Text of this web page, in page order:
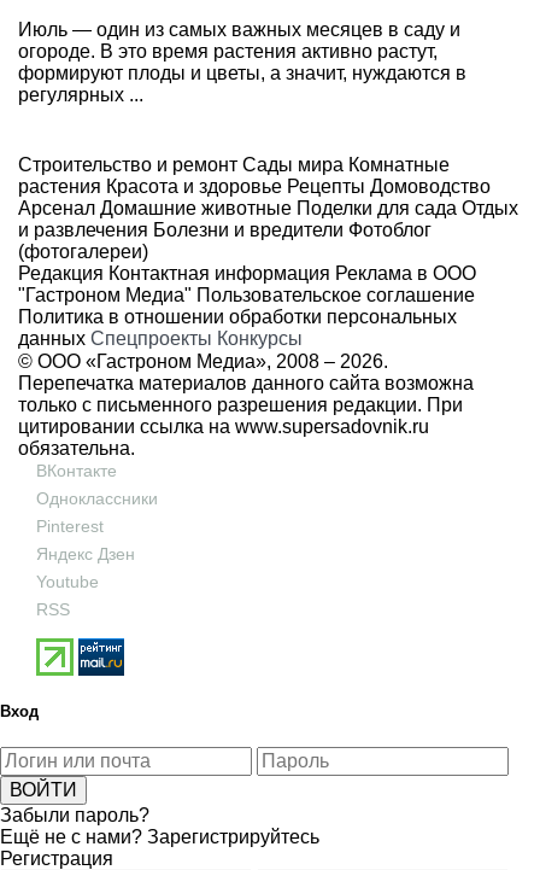
Июль — один из самых важных месяцев в саду и
огороде. В это время растения активно растут,
формируют плоды и цветы, а значит, нуждаются в
регулярных ...
Строительство и ремонт Сады мира Комнатные
растения Красота и здоровье Рецепты Домоводство
Арсенал Домашние животные Поделки для сада Отдых
и развлечения Болезни и вредители Фотоблог
(фотогалереи)
Редакция Контактная информация Реклама в ООО
"Гастроном Медиа" Пользовательское соглашение
Политика в отношении обработки персональных
данных Спецпроекты Конкурсы
© ООО «Гастроном Медиа», 2008 – 2026.
Перепечатка материалов данного сайта возможна
только с письменного разрешения редакции. При
цитировании ссылка на www.supersadovnik.ru
обязательна.
ВКонтакте
Одноклассники
Pinterest
Яндекс Дзен
Youtube
RSS
Вход
Забыли пароль?
Ещё не с нами? Зарегистрируйтесь
Регистрация